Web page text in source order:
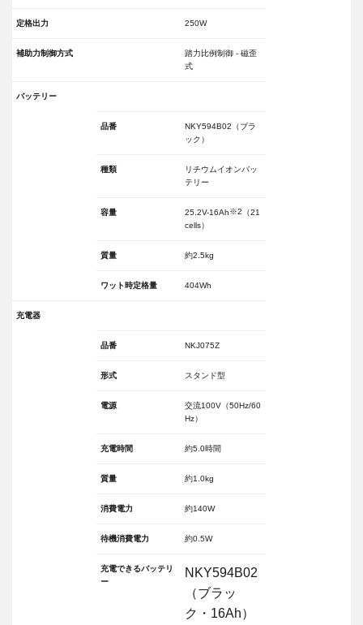
定格出力 250W
補助力制御方式
踏力比例制御 - 磁歪
式
バッテリー
品番
NKY594B02（ブラ
ック）
種類
リチウムイオンバッ
テリー
容量 25.2V-16Ah※2 （21
cells）
質量 約2.5kg
ワット時定格量 404Wh
充電器
品番 NKJ075Z
形式 スタンド型
電源
交流100V（50Hz/60
Hz）
充電時間 約5.0時間
質量 約1.0kg
消費電力 約140W
待機消費電力 約0.5W
充電できるバッテリ
ー
NKY594B02
（ブラッ
ク・16Ah）